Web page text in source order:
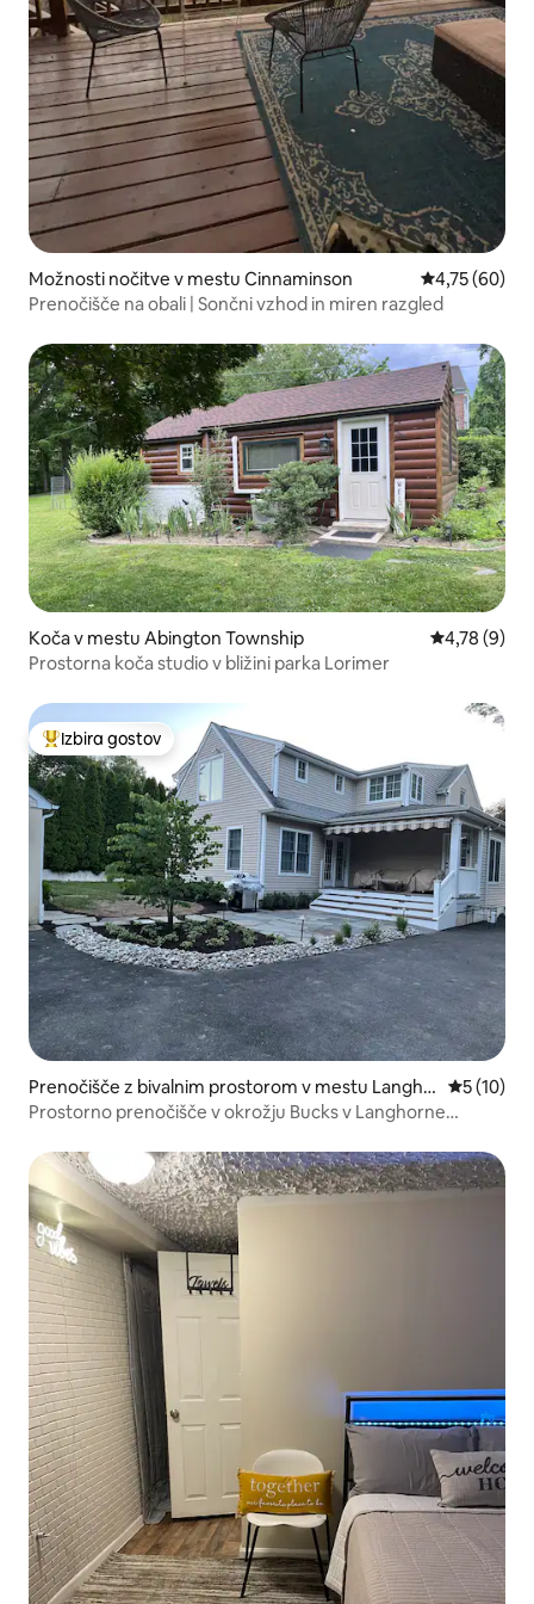
Možnosti nočitve v mestu Cinnaminson Povprečna
4,75 (60)
Prenočišče na obali | Sončni vzhod in miren razgled
Koča v mestu Abington Township Povprečna
4,78 (9)
Prostorna koča studio v bližini parka Lorimer
Najbolj priljubljena prenočišča z značko »Izbira gostov«
Izbira gostov
Prenočišče z bivalnim prostorom v mestu Langho
rne
5 (10)
Prostorno prenočišče v okrožju Bucks v Langhorne